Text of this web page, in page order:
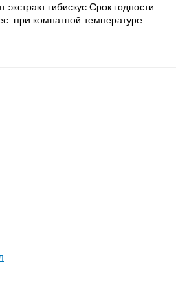
гибискус Срок годности:
при комнатной температуре.